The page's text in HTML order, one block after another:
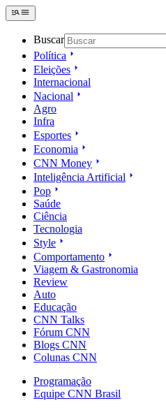
Buscar
Política
Eleições
Internacional
Nacional
Agro
Infra
Esportes
Economia
CNN Money
Inteligência Artificial
Pop
Saúde
Ciência
Tecnologia
Style
Comportamento
Viagem & Gastronomia
Review
Auto
Educação
CNN Talks
Fórum CNN
Blogs CNN
Colunas CNN
Programação
Equipe CNN Brasil